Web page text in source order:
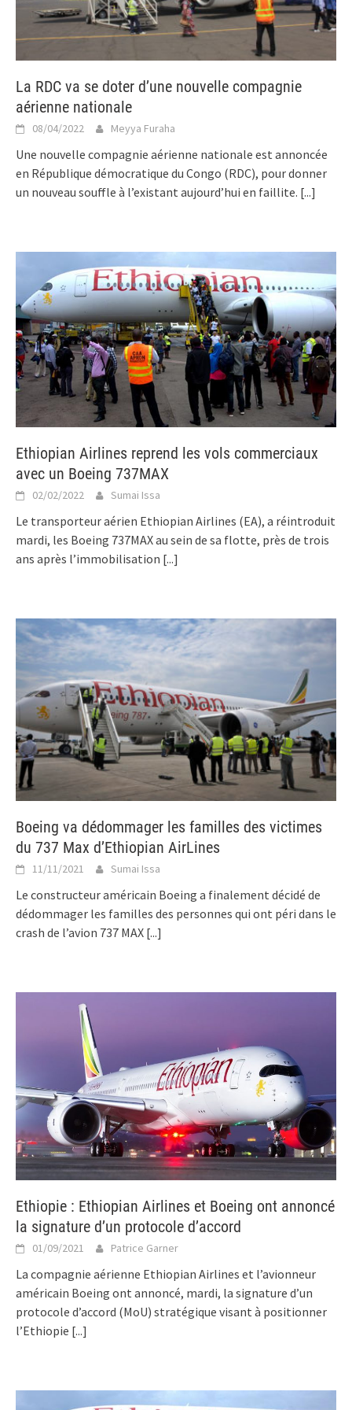
La RDC va se doter d’une nouvelle compagnie
aérienne nationale
08/04/2022 Meyya Furaha
Une nouvelle compagnie aérienne nationale est annoncée
en République démocratique du Congo (RDC), pour donner
un nouveau souffle à l’existant aujourd’hui en faillite. [...]
Ethiopian Airlines reprend les vols commerciaux
avec un Boeing 737MAX
02/02/2022 Sumai Issa
Le transporteur aérien Ethiopian Airlines (EA), a réintroduit
mardi, les Boeing 737MAX au sein de sa flotte, près de trois
ans après l’immobilisation [...]
Boeing va dédommager les familles des victimes
du 737 Max d’Ethiopian AirLines
11/11/2021 Sumai Issa
Le constructeur américain Boeing a finalement décidé de
dédommager les familles des personnes qui ont péri dans le
crash de l’avion 737 MAX [...]
Ethiopie : Ethiopian Airlines et Boeing ont annoncé
la signature d’un protocole d’accord
01/09/2021 Patrice Garner
La compagnie aérienne Ethiopian Airlines et l’avionneur
américain Boeing ont annoncé, mardi, la signature d’un
protocole d’accord (MoU) stratégique visant à positionner
l’Ethiopie [...]